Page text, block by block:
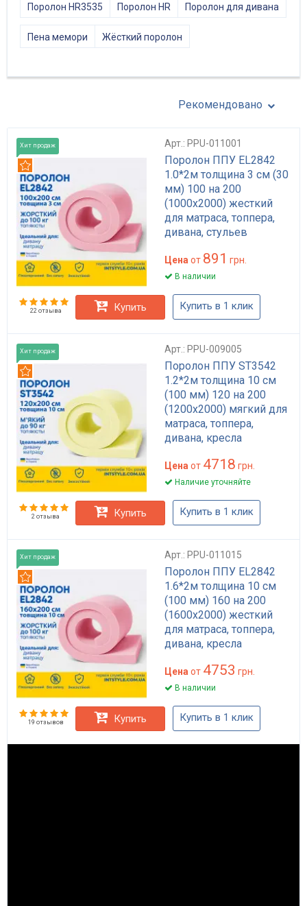
Поролон HR3535 Поролон HR Поролон для дивана
Пена мемори Жёсткий поролон
Рекомендовано
Хит продаж Арт.: PPU-011001
Поролон ППУ EL2842
1.0*2м толщина 3 см (30
мм) 100 на 200
(1000х2000) жесткий
для матраса, топпера,
дивана, стульев
Цена от 891 грн.
В наличии
22 отзыва Купить Купить в 1 клик
Хит продаж Арт.: PPU-009005
Поролон ППУ ST3542
1.2*2м толщина 10 см
(100 мм) 120 на 200
(1200х2000) мягкий для
матраса, топпера,
дивана, кресла
Цена от 4718 грн.
Наличие уточняйте
2 отзыва Купить Купить в 1 клик
Хит продаж Арт.: PPU-011015
Поролон ППУ EL2842
1.6*2м толщина 10 см
(100 мм) 160 на 200
(1600х2000) жесткий
для матраса, топпера,
дивана, кресла
Цена от 4753 грн.
В наличии
19 отзывов Купить Купить в 1 клик